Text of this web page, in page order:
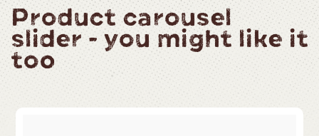
Product carousel
slider - you might like it
too